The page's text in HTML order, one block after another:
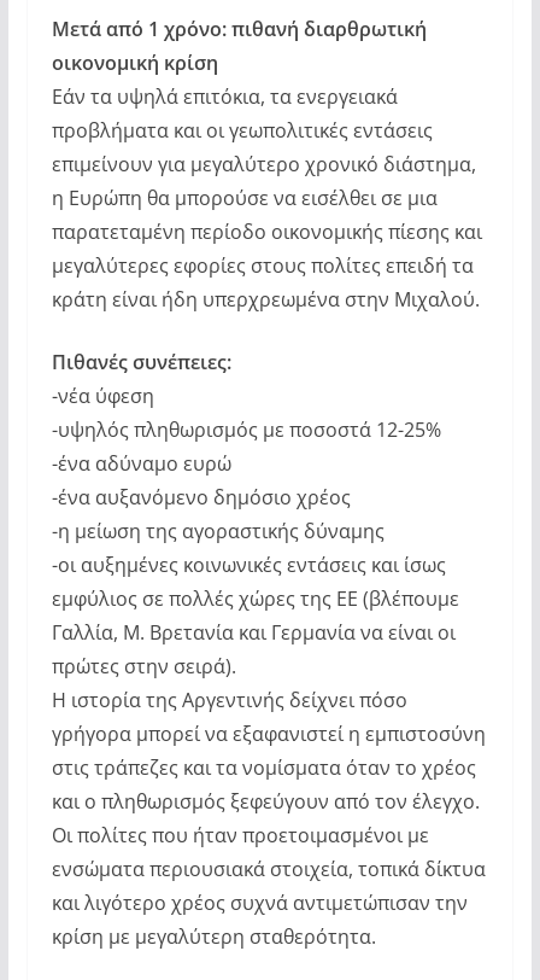
Μετά από 1 χρόνο: πιθανή διαρθρωτική
οικονομική κρίση
Εάν τα υψηλά επιτόκια, τα ενεργειακά
προβλήματα και οι γεωπολιτικές εντάσεις
επιμείνουν για μεγαλύτερο χρονικό διάστημα,
η Ευρώπη θα μπορούσε να εισέλθει σε μια
παρατεταμένη περίοδο οικονομικής πίεσης και
μεγαλύτερες εφορίες στους πολίτες επειδή τα
κράτη είναι ήδη υπερχρεωμένα στην Μιχαλού.
Πιθανές συνέπειες:
-νέα ύφεση
-υψηλός πληθωρισμός με ποσοστά 12-25%
-ένα αδύναμο ευρώ
-ένα αυξανόμενο δημόσιο χρέος
-η μείωση της αγοραστικής δύναμης
-οι αυξημένες κοινωνικές εντάσεις και ίσως
εμφύλιος σε πολλές χώρες της ΕΕ (βλέπουμε
Γαλλία, Μ. Βρετανία και Γερμανία να είναι οι
πρώτες στην σειρά).
Η ιστορία της Αργεντινής δείχνει πόσο
γρήγορα μπορεί να εξαφανιστεί η εμπιστοσύνη
στις τράπεζες και τα νομίσματα όταν το χρέος
και ο πληθωρισμός ξεφεύγουν από τον έλεγχο.
Οι πολίτες που ήταν προετοιμασμένοι με
ενσώματα περιουσιακά στοιχεία, τοπικά δίκτυα
και λιγότερο χρέος συχνά αντιμετώπισαν την
κρίση με μεγαλύτερη σταθερότητα.